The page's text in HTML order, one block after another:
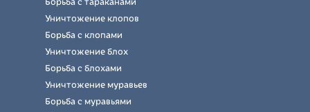
Борьба с тараканами
Уничтожение клопов
Борьба с клопами
Уничтожение блох
Борьба с блохами
Уничтожение муравьев
Борьба с муравьями